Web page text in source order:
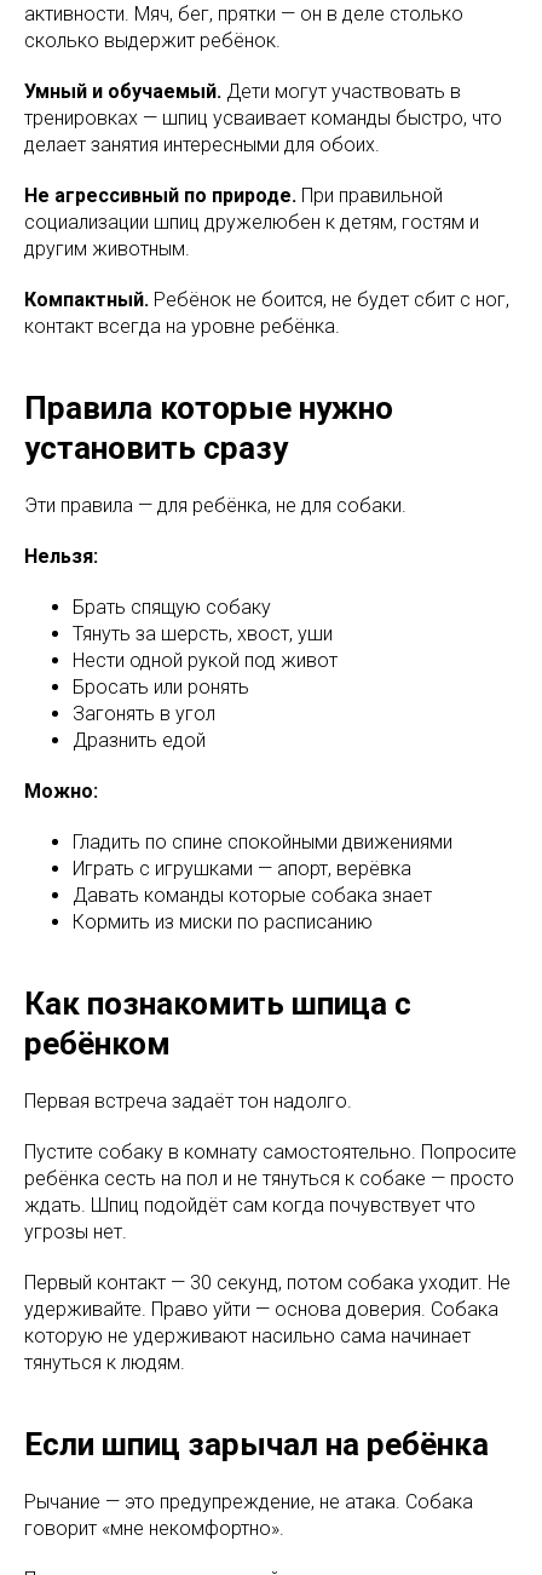
активности. Мяч, бег, прятки — он в деле столько
сколько выдержит ребёнок.
Умный и обучаемый. Дети могут участвовать в
тренировках — шпиц усваивает команды быстро, что
делает занятия интересными для обоих.
Не агрессивный по природе. При правильной
социализации шпиц дружелюбен к детям, гостям и
другим животным.
Компактный. Ребёнок не боится, не будет сбит с ног,
контакт всегда на уровне ребёнка.
Правила которые нужно
установить сразу
Эти правила — для ребёнка, не для собаки.
Нельзя:
Брать спящую собаку
Тянуть за шерсть, хвост, уши
Нести одной рукой под живот
Бросать или ронять
Загонять в угол
Дразнить едой
Можно:
Гладить по спине спокойными движениями
Играть с игрушками — апорт, верёвка
Давать команды которые собака знает
Кормить из миски по расписанию
Как познакомить шпица с
ребёнком
Первая встреча задаёт тон надолго.
Пустите собаку в комнату самостоятельно. Попросите
ребёнка сесть на пол и не тянуться к собаке — просто
ждать. Шпиц подойдёт сам когда почувствует что
угрозы нет.
Первый контакт — 30 секунд, потом собака уходит. Не
удерживайте. Право уйти — основа доверия. Собака
которую не удерживают насильно сама начинает
тянуться к людям.
Если шпиц зарычал на ребёнка
Рычание — это предупреждение, не атака. Собака
говорит «мне некомфортно».